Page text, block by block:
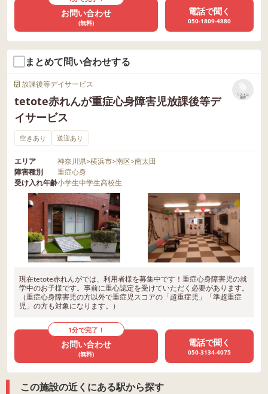
お問い合わせ
(無料)
電話で聞く
050-1809-4880
まとめて問い合わせする
放課後等デイサービス
tetote赤れんが重症心身障害児放課後等デ
イサービス
リストに
保存
空きあり 送迎あり
エリア 神奈川県>横浜市>南区>南太田
障害種別
重症心身
受け入れ年齢小学生中学生高校生
現在tetote赤れんがでは、利用者様を募集中です！重症心身障害児の就
学中のお子様です。事前に重心認定を受けていただく必要があります。
（重症心身障害児の方以外で重症児スコアの「超重症児」「準超重症
児」の方も対象になります。）
1分で完了！
お問い合わせ
(無料)
電話で聞く
050-3134-4075
この施設の近くにある駅から探す